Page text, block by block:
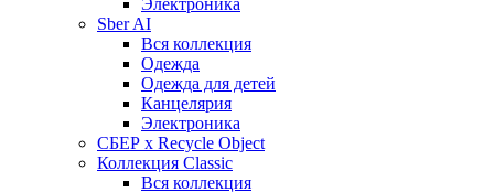
Электроника
Sber AI
Вся коллекция
Одежда
Одежда для детей
Канцелярия
Электроника
СБЕР x Recycle Object
Коллекция Classic
Вся коллекция